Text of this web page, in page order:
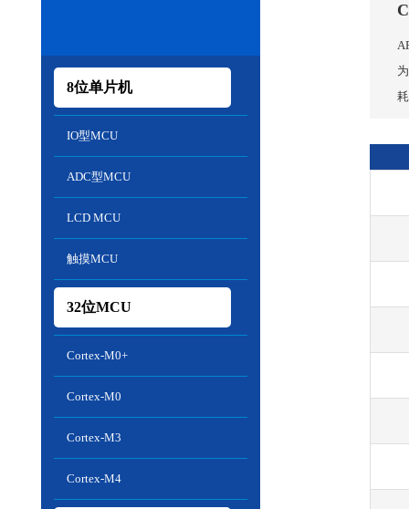
8位单片机
IO型MCU
ADC型MCU
LCD MCU
触摸MCU
32位MCU
Cortex-M0+
Cortex-M0
Cortex-M3
Cortex-M4